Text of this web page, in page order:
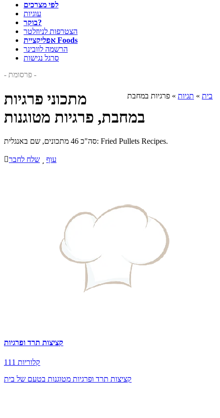
לפי מצרכים
עוגיות
בוקר?
הצטרפות לניוזלטר
אפליקציית Foods
הרשמה לוובינר
סרגל נגישות
- פרסומת -
בית » תגיות » פרגיות במחבת
מתכוני פרגיות
במחבת, פרגיות מטוגנות
סה"כ 46 מתכונים, שם באנגלית: Fried Pullets Recipes.
שלח לחבר עוף
קציצות תרד ופרגיות
111 קלוריות
קציצות תרד ופרגיות מטוגנות בטעם של בית